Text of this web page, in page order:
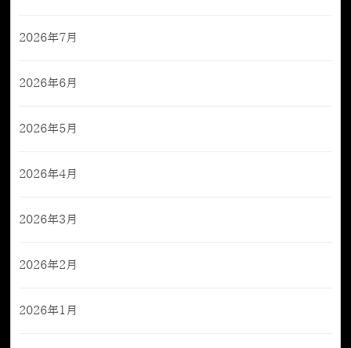
2026年7月
2026年6月
2026年5月
2026年4月
2026年3月
2026年2月
2026年1月